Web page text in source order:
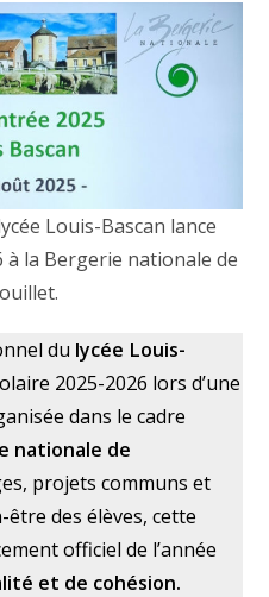
Louis-Bascan lance
à la Bergerie nationale de
du lycée Louis-
2025-2026 lors d’une
dans le cadre
nationale de
projets communs et
des élèves, cette
officiel de l’année
et de cohésion.